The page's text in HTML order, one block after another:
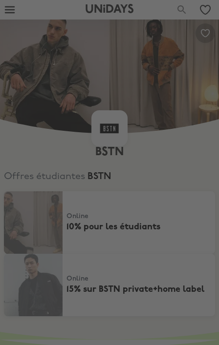
UNiDAYS
BSTN
Offres étudiantes BSTN
10% pour les étudiants
Online
10% pour les étudiants
15% sur BSTN private+home label
Online
15% sur BSTN private+home label